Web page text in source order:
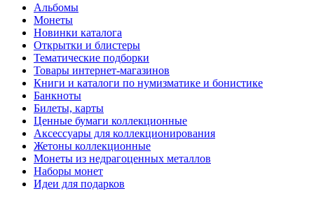
Альбомы
Монеты
Новинки каталога
Открытки и блистеры
Тематические подборки
Товары интернет-магазинов
Книги и каталоги по нумизматике и бонистике
Банкноты
Билеты, карты
Ценные бумаги коллекционные
Аксессуары для коллекционирования
Жетоны коллекционные
Монеты из недрагоценных металлов
Наборы монет
Идеи для подарков